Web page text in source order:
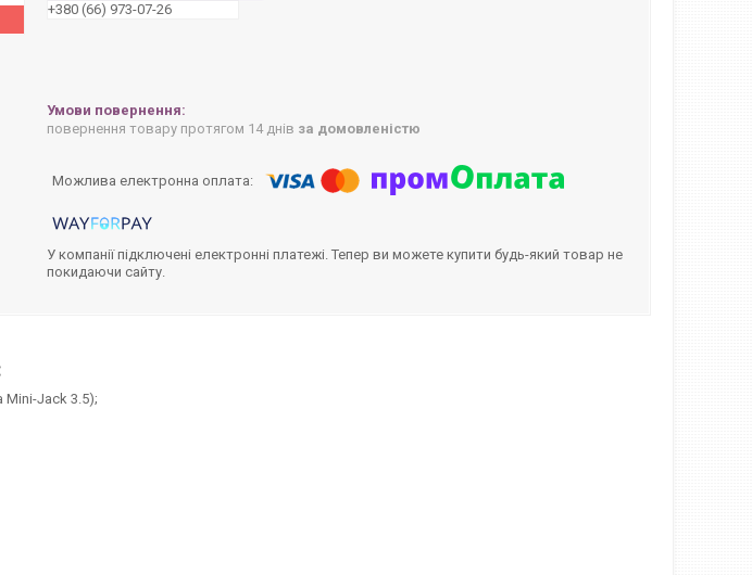
+380 (66) 973-07-26
повернення товару протягом 14 днів за домовленістю
У компанії підключені електронні платежі. Тепер ви можете купити будь-який товар не
покидаючи сайту.
Mini-Jack 3.5);